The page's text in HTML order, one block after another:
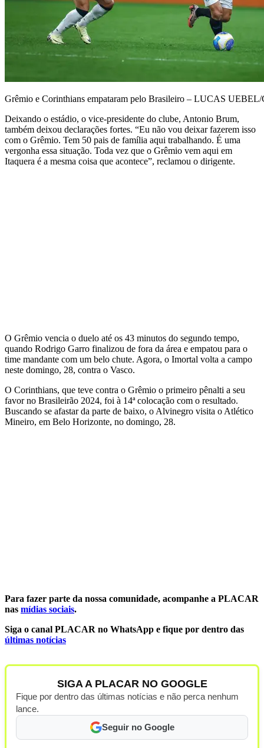
Grêmio e Corinthians empataram pelo Brasileiro – LUCAS
Deixando o estádio, o vice-presidente do clube, Antonio Brum,
também deixou declarações fortes. “Eu não vou deixar fazerem isso
com o Grêmio. Tem 50 pais de família aqui trabalhando. É uma
vergonha essa situação. Toda vez que o Grêmio vem aqui em
Itaquera é a mesma coisa que acontece”, reclamou o dirigente.
O Grêmio vencia o duelo até os 43 minutos do segundo tempo,
quando Rodrigo Garro finalizou de fora da área e empatou para o
time mandante com um belo chute. Agora, o Imortal volta a campo
neste domingo, 28, contra o Vasco.
O Corinthians, que teve contra o Grêmio o primeiro pênalti a seu
favor no Brasileirão 2024, foi à 14ª colocação com o resultado.
Buscando se afastar da parte de baixo, o Alvinegro visita o Atlético
Mineiro, em Belo Horizonte, no domingo, 28.
Para fazer parte da nossa comunidade, acompanhe a PLACAR
nas mídias sociais.
‎Siga o canal PLACAR no WhatsApp e fique por dentro das
últimas notícias
SIGA A PLACAR NO GOOGLE
Fique por dentro das últimas notícias e não perca nenhum
lance.
Seguir no Google